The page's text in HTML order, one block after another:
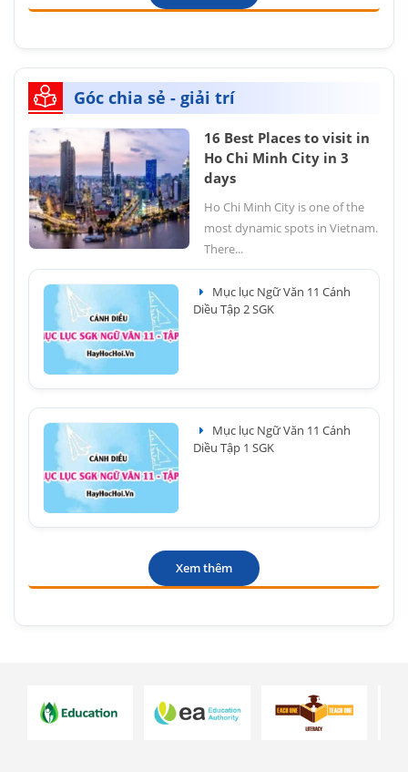
Góc chia sẻ - giải trí
16 Best Places to visit in
Ho Chi Minh City in 3
days
Ho Chi Minh City is one of the
most dynamic spots in Vietnam.
There...
Mục lục Ngữ Văn 11 Cánh
Diều Tập 2 SGK
Mục lục Ngữ Văn 11 Cánh
Diều Tập 1 SGK
Xem thêm